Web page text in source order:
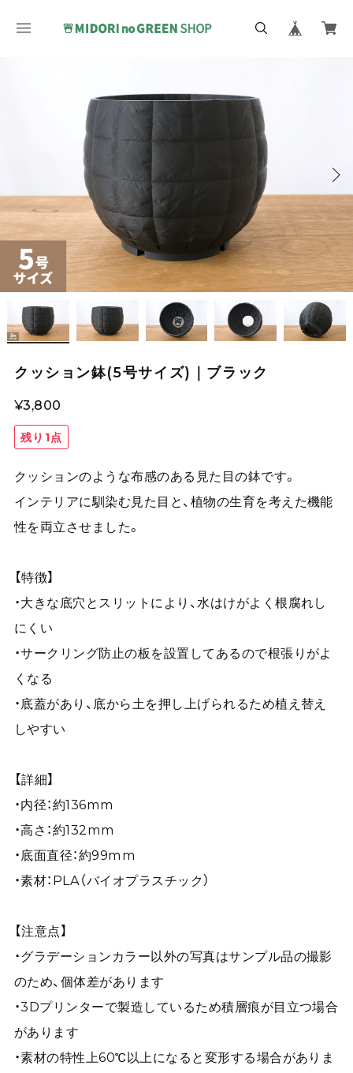
クッション鉢(5号サイズ)｜ブラック
¥3,800
残り1点
クッションのような布感のある見た目の鉢です。
インテリアに馴染む見た目と、植物の生育を考えた機能
性を両立させました。
【特徴】
・大きな底穴とスリットにより、水はけがよく根腐れし
にくい
・サークリング防止の板を設置してあるので根張りがよ
くなる
・底蓋があり、底から土を押し上げられるため植え替え
しやすい
【詳細】
・内径：約136mm
・高さ：約132mm
・底面直径：約99mm
・素材：PLA（バイオプラスチック）
【注意点】
・グラデーションカラー以外の写真はサンプル品の撮影
のため、個体差があります
・3Dプリンターで製造しているため積層痕が目立つ場合
があります
・素材の特性上60℃以上になると変形する場合がありま